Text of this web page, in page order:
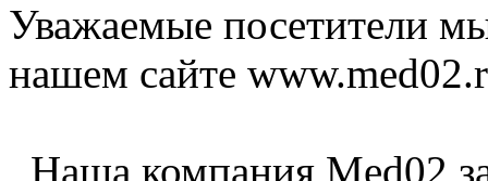
Уважаемые посетители
нашем сайте
Наша компания Med02